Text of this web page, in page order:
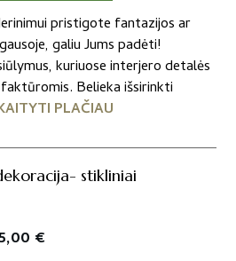
pristigote fantazijos ar
galiu Jums padėti!
kuriuose interjero detalės
Belieka išsirinkti
PLAČIAU
stikliniai
€Current